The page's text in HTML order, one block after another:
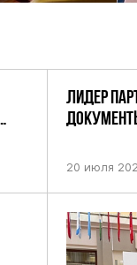
ЛИДЕР
ПО
20 июля